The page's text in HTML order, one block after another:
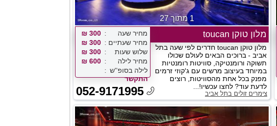
1 מתוך 27
מלון טוקן toucan
מלון טוקן toucan חדרים לפי שעה בתל
אביב - ברוכים הבאים לעולם שכולו
תשוקה ורומנטיקה, סוויטות רומנטיות
במיוחד בעיצוב מרשים עם ג'קוזי זרמים
מפנק בכל אחת מהסוויטות, רוצים
לדעת עוד? לחצו עכשיו!...
צימרים זולים בתל אביב
מחיר שעה
300 ₪
מחיר שעתיים
300 ₪
שלוש שעות
300 ₪
מחיר לילה
600 ₪
לילה בסופ''ש
התקשר
052-9171995